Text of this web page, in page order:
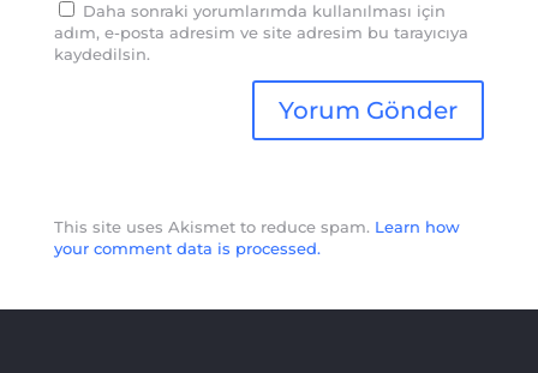
Daha sonraki yorumlarımda kullanılması için
adım, e-posta adresim ve site adresim bu tarayıcıya
kaydedilsin.
This site uses Akismet to reduce spam. Learn how
your comment data is processed.